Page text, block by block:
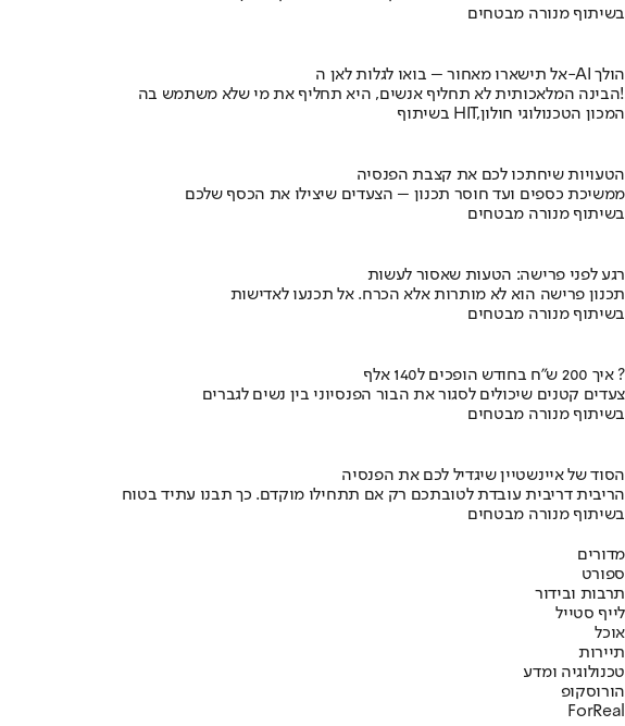
בשיתוף מנורה מבטחים
אל תישארו מאחור – בואו לגלות לאן ה-AI הולך
הבינה המלאכותית לא תחליף אנשים, היא תחליף את מי שלא משתמש בה!
בשיתוף HIT,המכון הטכנולוגי חולון
הטעויות שיחתכו לכם את קצבת הפנסיה
ממשיכת כספים ועד חוסר תכנון – הצעדים שיצילו את הכסף שלכם
בשיתוף מנורה מבטחים
רגע לפני פרישה: הטעות שאסור לעשות
תכנון פרישה הוא לא מותרות אלא הכרח. אל תכנעו לאדישות
בשיתוף מנורה מבטחים
איך 200 ש"ח בחודש הופכים ל140 אלף ?
צעדים קטנים שיכולים לסגור את הבור הפנסיוני בין נשים לגברים
בשיתוף מנורה מבטחים
הסוד של איינשטיין שיגדיל לכם את הפנסיה
הריבית דריבית עובדת לטובתכם רק אם תתחילו מוקדם. כך תבנו עתיד בטוח
בשיתוף מנורה מבטחים
מדורים
ספורט
תרבות ובידור
לייף סטייל
אוכל
תיירות
טכנולוגיה ומדע
הורוסקופ
ForReal